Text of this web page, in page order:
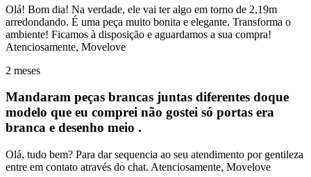
Olá! Bom dia! Na verdade, ele vai ter algo em torno de 2,19m
arredondando. É uma peça muito bonita e elegante. Transforma o
ambiente! Ficamos à disposição e aguardamos a sua compra!
Atenciosamente, Movelove
2 meses
Mandaram peças brancas juntas diferentes doque
modelo que eu comprei não gostei só portas era
branca e desenho meio .
Olá, tudo bem? Para dar sequencia ao seu atendimento por gentileza
entre em contato através do chat. Atenciosamente, Movelove